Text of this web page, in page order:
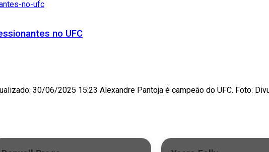
no UFC
30/06/2025 15:23 Alexandre Pantoja é campeão do UFC. Foto: